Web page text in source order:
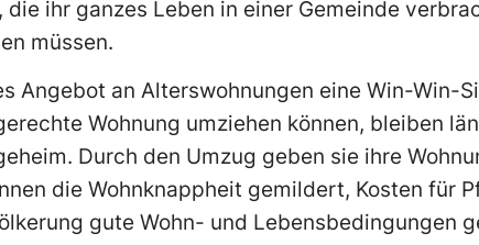
ihr ganzes Leben in einer Gemeinde
müssen.
Angebot an Alterswohnungen eine Win-Win-
Wohnung umziehen können, bleiben
Durch den Umzug geben sie ihre
die Wohnknappheit gemildert, Kosten für
gute Wohn- und Lebensbedingungen